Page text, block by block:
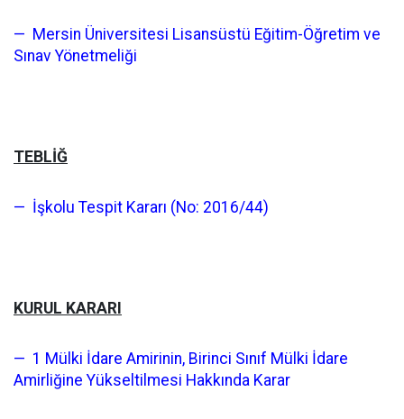
— Mersin Üniversitesi Lisansüstü Eğitim-Öğretim ve
Sınav Yönetmeliği
TEBLİĞ
— İşkolu Tespit Kararı (No: 2016/44)
KURUL KARARI
— 1 Mülki İdare Amirinin, Birinci Sınıf Mülki İdare
Amirliğine Yükseltilmesi Hakkında Karar